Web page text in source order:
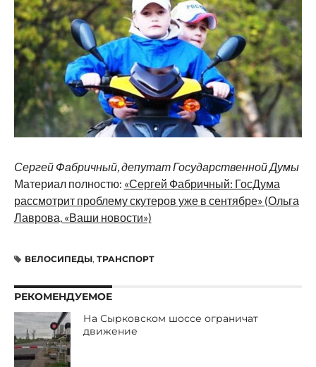
Сергей Фабричный, депутат Государственной Думы
Материал полностю: «Сергей Фабричный: ГосДума
рассмотрит проблему скутеров уже в сентябре» (Ольга
Лаврова, «Ваши новости»)
ВЕЛОСИПЕДЫ, ТРАНСПОРТ
РЕКОМЕНДУЕМОЕ
На Сырковском шоссе ограничат
движение